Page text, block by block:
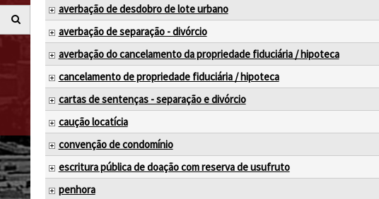
averbação de desdobro de lote urbano
averbação de separação - divórcio
averbação do cancelamento da propriedade fiduciária / hipoteca
cancelamento de propriedade fiduciária / hipoteca
cartas de sentenças - separação e divórcio
caução locatícia
convenção de condomínio
escritura pública de doação com reserva de usufruto
penhora